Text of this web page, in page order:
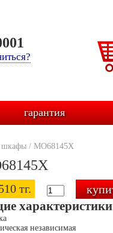
гарантия
шкафы / MO68145X
тг.
характеристики
независимая